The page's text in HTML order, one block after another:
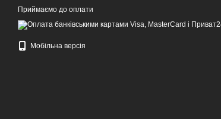
Приймаємо до оплати
Мобільна версія